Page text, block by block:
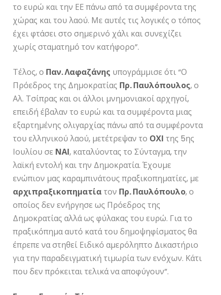
το ευρώ και την ΕΕ πάνω από τα συμφέροντα της
χώρας και του λαού. Με αυτές τις λογικές ο τόπος
έχει φτάσει στο σημερινό χάλι και συνεχίζει
χωρίς σταματημό τον κατήφορο”.
Τέλος, ο Παν. Λαφαζάνης υπογράμμισε ότι “Ο
Πρόεδρος της Δημοκρατίας Πρ. Παυλόπουλος, ο
Αλ. Τσίπρας και οι άλλοι μνημονιακοί αρχηγοί,
επειδή έβαλαν το ευρώ και τα συμφέροντα μιας
εξαρτημένης ολιγαρχίας πάνω από τα συμφέροντα
του ελληνικού λαού, μετέτρεψαν το ΟΧΙ της 5ης
Ιουλίου σε ΝΑΙ, καταλύοντας το Σύνταγμα, την
λαϊκή εντολή και την Δημοκρατία. Έχουμε
ενώπιον μας καραμπινάτους πραξικοπηματίες, με
αρχιπραξικοπηματίατον Πρ. Παυλόπουλο, ο
οποίος δεν ενήργησε ως Πρόεδρος της
Δημοκρατίας αλλά ως φύλακας του ευρώ. Για το
πραξικόπημα αυτό κατά του δημοψηφίσματος θα
έπρεπε να στηθεί Ειδικό αμερόληπτο Δικαστήριο
για την παραδειγματική τιμωρία των ενόχων. Κάτι
που δεν πρόκειται τελικά να αποφύγουν”.